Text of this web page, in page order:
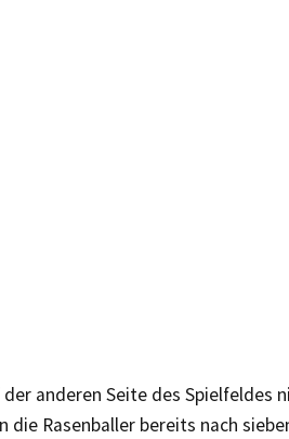
anderen Seite des Spielfeldes
Rasenballer bereits nach